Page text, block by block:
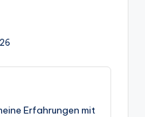
Erfahrungen mit